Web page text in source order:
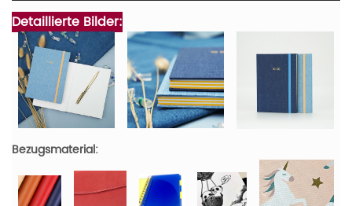
Detaillierte Bilder:
Bezugsmaterial: